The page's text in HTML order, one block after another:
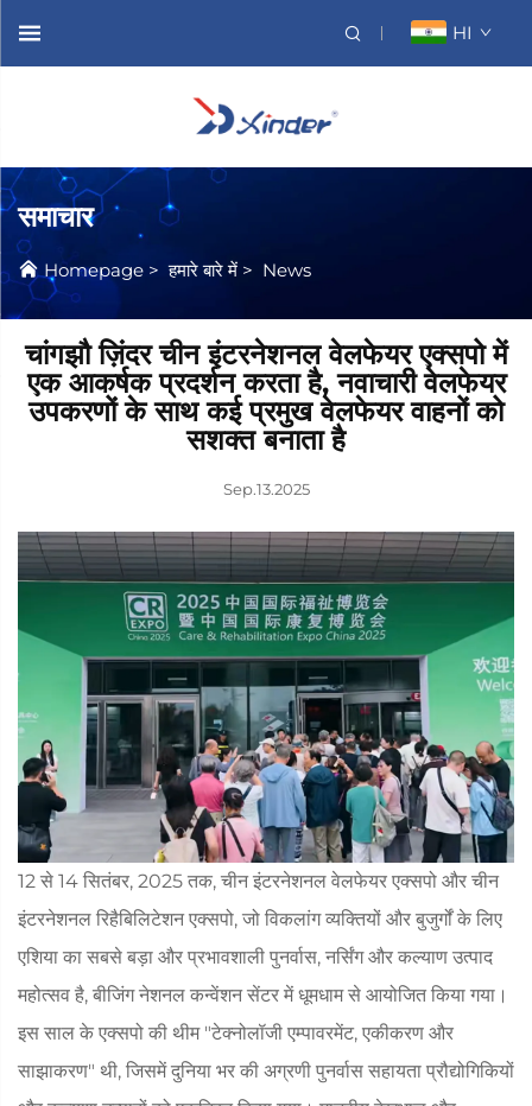
HI
समाचार
Homepage >हमारे बारे में > News
चांगझौ ज़िंदर चीन इंटरनेशनल वेलफेयर एक्सपो में
एक आकर्षक प्रदर्शन करता है, नवाचारी वेलफेयर
उपकरणों के साथ कई प्रमुख वेलफेयर वाहनों को
सशक्त बनाता है
Sep.13.2025
12 से 14 सितंबर, 2025 तक, चीन इंटरनेशनल वेलफेयर एक्सपो और चीन
इंटरनेशनल रिहैबिलिटेशन एक्सपो, जो विकलांग व्यक्तियों और बुजुर्गों के लिए
एशिया का सबसे बड़ा और प्रभावशाली पुनर्वास, नर्सिंग और कल्याण उत्पाद
महोत्सव है, बीजिंग नेशनल कन्वेंशन सेंटर में धूमधाम से आयोजित किया गया।
इस साल के एक्सपो की थीम "टेक्नोलॉजी एम्पावरमेंट, एकीकरण और
साझाकरण" थी, जिसमें दुनिया भर की अग्रणी पुनर्वास सहायता प्रौद्योगिकियों